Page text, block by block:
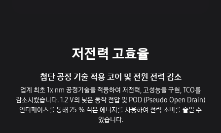
저전력 고효율
첨단 공정 기술 적용 코어 및 전원 전력 감소
업계 최초 1x nm 공정기술을 적용하여 저전력, 고성능을 구현, TCO를
감소시켰습니다. 1.2 V의 낮은 동작 전압 및 POD (Pseudo Open Drain)
인터페이스를 통해 25 % 적은 에너지를 사용하여 전력 소비를 줄일 수
있습니다.